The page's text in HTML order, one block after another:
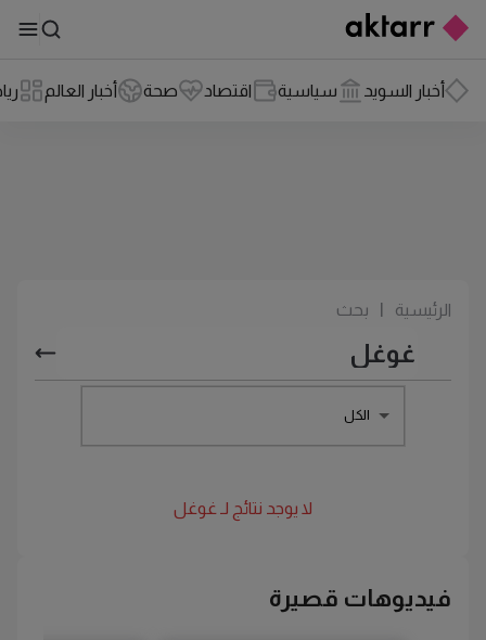
أخبار السويد سياسية اقتصاد صحة أخبار العالم
الرئيسية بحث
الكل
لا يوجد نتائج لـ غوغل
فيديوهات قصيرة